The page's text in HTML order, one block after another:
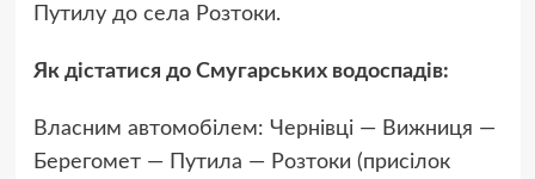
Путилу до села Розтоки.
Як дістатися до Смугарських водоспадів:
Власним автомобілем: Чернівці — Вижниця —
Берегомет — Путила — Розтоки (присілок